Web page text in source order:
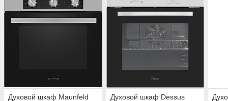
Духовой шкаф Maunfeld Духовой шкаф Dessus